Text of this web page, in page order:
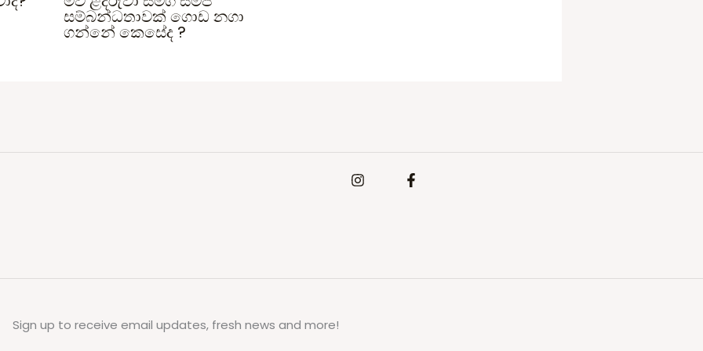
සම්බන්ධතාවක් ගොඩ නගා
ගන්නේ කෙසේද ?
Sign up to receive email updates, fresh news and more!